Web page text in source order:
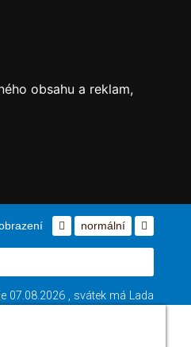
obsahu a reklam,
normální
07.08.2026 , svátek má Lada